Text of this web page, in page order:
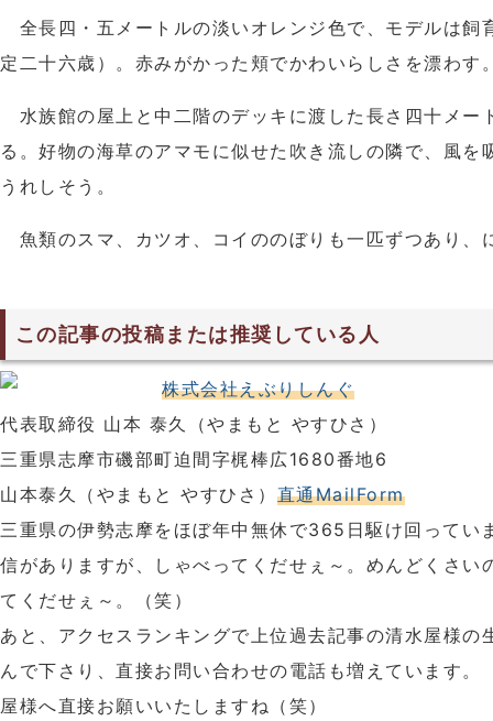
全長四・五メートルの淡いオレンジ色で、モデルは飼
定二十六歳）。赤みがかった頬でかわいらしさを漂わす
水族館の屋上と中二階のデッキに渡した長さ四十メー
る。好物の海草のアマモに似せた吹き流しの隣で、風を
うれしそう。
魚類のスマ、カツオ、コイののぼりも一匹ずつあり、
この記事の投稿または推奨している人
株式会社えぶりしんぐ
代表取締役 山本 泰久（やまもと やすひさ）
三重県志摩市磯部町迫間字梶棒広1680番地6
山本泰久（やまもと やすひさ） 直通MailForm
三重県の伊勢志摩をほぼ年中無休で365日駆け回ってい
信がありますが、しゃべってくだせぇ～。めんどくさい
てくだせぇ～。（笑）
あと、アクセスランキングで上位過去記事の清水屋様の
んで下さり、直接お問い合わせの電話も増えています。
屋様へ直接お願いいたしますね（笑）